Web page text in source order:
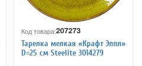
Код товара:207273
Тарелка мелкая «Крафт Эппл»
D=25 см Steelite 3014279